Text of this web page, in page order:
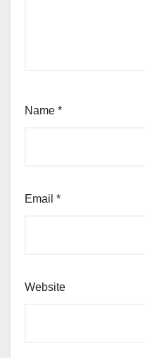
Name *
Email *
Website